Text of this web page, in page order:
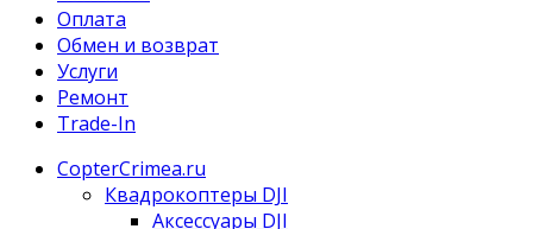
Оплата
Обмен и возврат
Услуги
Ремонт
Trade-In
CopterCrimea.ru
Квадрокоптеры DJI
Аксессуары DJI